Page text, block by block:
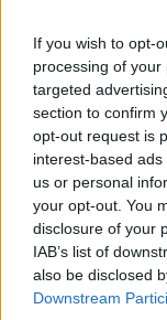
If you wish to opt-
processing of
targeted
section to confirm
opt-out request is
interest-based
us or personal
your opt-out. You
disclosure of your
IAB’s list of
also be disclosed
Downstream
Japán
bombája
válasz?